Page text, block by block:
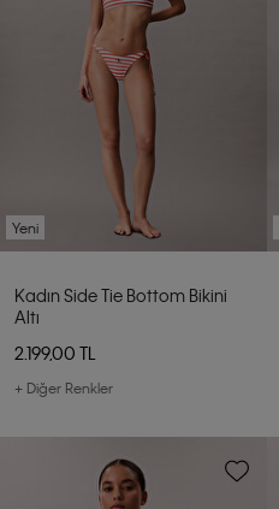
Yeni
Kadın Side Tie Bottom Bikini
Altı
2.199,00 TL
+ Diğer Renkler